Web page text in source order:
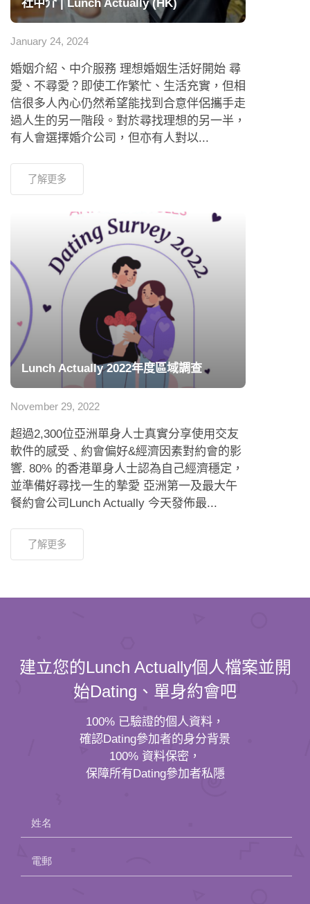
社中介 | Lunch Actually (HK)
January 24, 2024
婚姻介紹、中介服務 理想婚姻生活好開始 尋
愛、不尋愛？即使工作繁忙、生活充實，但相
信很多人內心仍然希望能找到合意伴侶攜手走
過人生的另一階段。對於尋找理想的另一半，
有人會選擇婚介公司，但亦有人對以...
了解更多
Lunch Actually 2022年度區域調查
November 29, 2022
超過2,300位亞洲單身人士真實分享使用交友
軟件的感受﹑約會偏好&經濟因素對約會的影
響. 80% 的香港單身人士認為自己經濟穩定，
並準備好尋找一生的摯愛 亞洲第一及最大午
餐約會公司Lunch Actually 今天發佈最...
了解更多
建立您的Lunch Actually個人檔案並開
始Dating、單身約會吧
100% 已驗證的個人資料，
確認Dating參加者的身分背景
100% 資料保密，
保障所有Dating參加者私隱
姓名
電郵